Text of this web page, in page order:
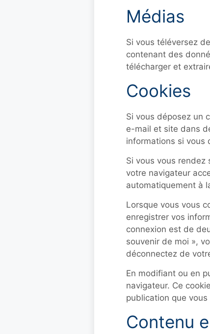
Médias
Si vous téléversez
contenant des
télécharger et
Cookies
Si vous déposez un
e-mail et site dans
informations si vous
Si vous vous rendez
votre navigateur
automatiquement à
Lorsque vous vous
enregistrer vos
connexion est de
souvenir de moi »,
déconnectez de
En modifiant ou en
navigateur. Ce
publication que vous
Contenu